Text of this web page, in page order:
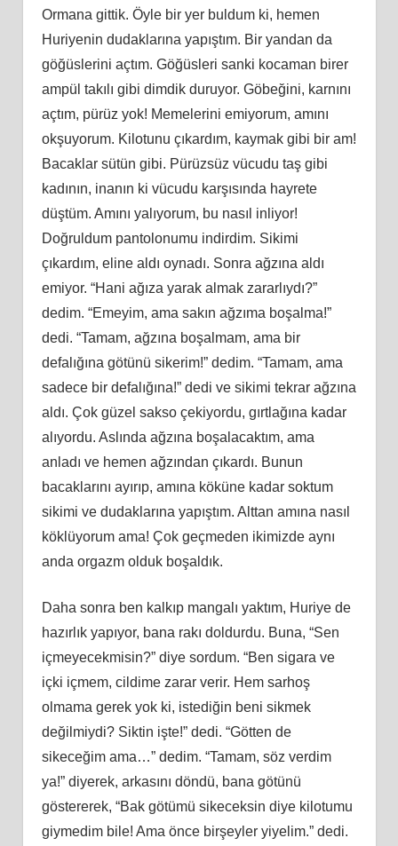
Ormana gittik. Öyle bir yer buldum ki, hemen
Huriyenin dudaklarına yapıştım. Bir yandan da
göğüslerini açtım. Göğüsleri sanki kocaman birer
ampül takılı gibi dimdik duruyor. Göbeğini, karnını
açtım, pürüz yok! Memelerini emiyorum, amını
okşuyorum. Kilotunu çıkardım, kaymak gibi bir am!
Bacaklar sütün gibi. Pürüzsüz vücudu taş gibi
kadının, inanın ki vücudu karşısında hayrete
düştüm. Amını yalıyorum, bu nasıl inliyor!
Doğruldum pantolonumu indirdim. Sikimi
çıkardım, eline aldı oynadı. Sonra ağzına aldı
emiyor. “Hani ağıza yarak almak zararlıydı?”
dedim. “Emeyim, ama sakın ağzıma boşalma!”
dedi. “Tamam, ağzına boşalmam, ama bir
defalığına götünü sikerim!” dedim. “Tamam, ama
sadece bir defalığına!” dedi ve sikimi tekrar ağzına
aldı. Çok güzel sakso çekiyordu, gırtlağına kadar
alıyordu. Aslında ağzına boşalacaktım, ama
anladı ve hemen ağzından çıkardı. Bunun
bacaklarını ayırıp, amına köküne kadar soktum
sikimi ve dudaklarına yapıştım. Alttan amına nasıl
köklüyorum ama! Çok geçmeden ikimizde aynı
anda orgazm olduk boşaldık.
Daha sonra ben kalkıp mangalı yaktım, Huriye de
hazırlık yapıyor, bana rakı doldurdu. Buna, “Sen
içmeyecekmisin?” diye sordum. “Ben sigara ve
içki içmem, cildime zarar verir. Hem sarhoş
olmama gerek yok ki, istediğin beni sikmek
değilmiydi? Siktin işte!” dedi. “Götten de
sikeceğim ama…” dedim. “Tamam, söz verdim
ya!” diyerek, arkasını döndü, bana götünü
göstererek, “Bak götümü sikeceksin diye kilotumu
giymedim bile! Ama önce birşeyler yiyelim.” dedi.